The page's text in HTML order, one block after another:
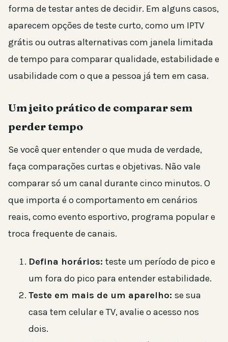
forma de testar antes de decidir. Em alguns casos,
aparecem opções de teste curto, como um IPTV
grátis ou outras alternativas com janela limitada
de tempo para comparar qualidade, estabilidade e
usabilidade com o que a pessoa já tem em casa.
Um jeito prático de comparar sem
perder tempo
Se você quer entender o que muda de verdade,
faça comparações curtas e objetivas. Não vale
comparar só um canal durante cinco minutos. O
que importa é o comportamento em cenários
reais, como evento esportivo, programa popular e
troca frequente de canais.
Defina horários: teste um período de pico e
um fora do pico para entender estabilidade.
Teste em mais de um aparelho: se sua
casa tem celular e TV, avalie o acesso nos
dois.